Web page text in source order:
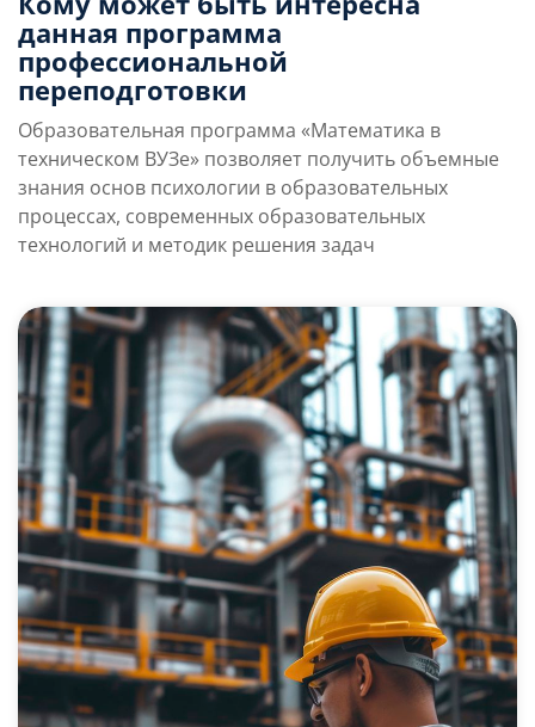
данная программа
профессиональной
переподготовки
Образовательная программа «Математика в
техническом ВУЗе» позволяет получить объемные
знания основ психологии в образовательных
процессах, современных образовательных
технологий и методик решения задач